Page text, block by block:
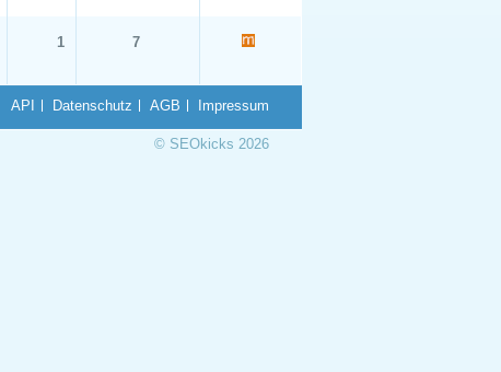
1 7
API Datenschutz AGB Impressum
© SEOkicks 2026